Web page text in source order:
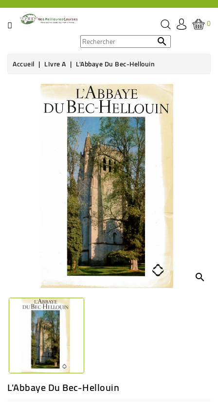
CATÉGORIE
ÉPICERIE
0

Accueil LIvre A
L'Abbaye Du Bec-Hellouin
Rupture de stock
search
L'Abbaye Du Bec-Hellouin